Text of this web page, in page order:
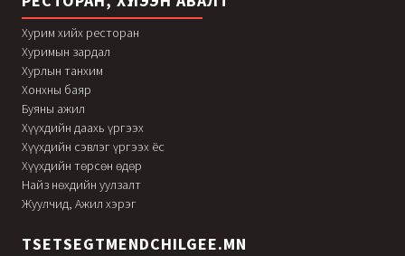
Хурим хийх ресторан
Хуримын зардал
Хурлын танхим
Хонхны баяр
Буяны ажил
Хүүхдийн даахь үргээх
Хүүхдийн сэвлэг үргээх ёс
Хүүхдийн төрсөн өдөр
Найз нөхдийн уулзалт
Жуулчид, Ажил хэрэг
TSETSEGTMENDCHILGEE.MN